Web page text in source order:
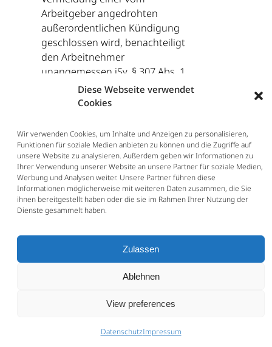
Diese Webseite verwendet
Cookies
Wir verwenden Cookies, um Inhalte und Anzeigen zu personalisieren,
Funktionen für soziale Medien anbieten zu können und die Zugriffe auf
unsere Website zu analysieren. Außerdem geben wir Informationen zu
Ihrer Verwendung unserer Website an unsere Partner für soziale Medien,
Werbung und Analysen weiter. Unsere Partner führen diese
Informationen möglicherweise mit weiteren Daten zusammen, die Sie
ihnen bereitgestellt haben oder die sie im Rahmen Ihrer Nutzung der
Dienste gesammelt haben.
Zulassen
Ablehnen
View preferences
DatenschutzImpressum
Arbeitgeber angedrohten
außerordentlichen Kündigung
geschlossen wird, benachteiligt
den Arbeitnehmer
unangemessen iSv. § 307 Abs. 1,
Abs. 2 Nr. 1 BGB, wenn ein
verständiger Arbeitgeber die
ernsthaft in Erwägung ziehen
durfte, die Drohung also
widerrechtlich iSd. § 123 BGB ist
(BAG 12.03.2015 – 6 AZR 82/14).
Das In-Aussicht-Stellen einer
Kündigung als Alternativezum
Aufhebungsvertrag verstößt nicht
Verhandelns, solange die
Kündigungsandrohungnicht
ist (LAG
23.9.2025 – 2 SLa 101/25).
Haben Sie eine Kündigung erhalten